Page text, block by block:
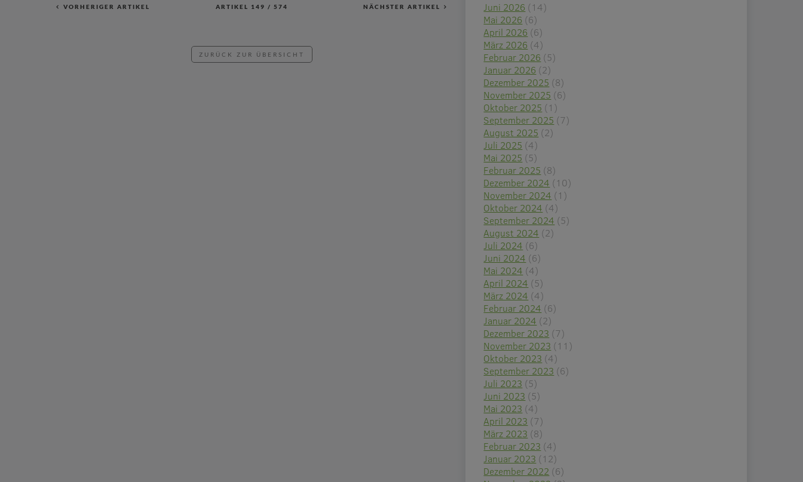
VORHERIGER ARTIKEL ARTIKEL 149 / 574 NÄCHSTER ARTIKEL
ZURÜCK ZUR ÜBERSICHT
Juni 2026 (14)
Mai 2026 (6)
April 2026 (6)
März 2026 (4)
Februar 2026 (5)
Januar 2026 (2)
Dezember 2025 (8)
November 2025 (6)
Oktober 2025 (1)
September 2025 (7)
August 2025 (2)
Juli 2025 (4)
Mai 2025 (5)
Februar 2025 (8)
Dezember 2024 (10)
November 2024 (1)
Oktober 2024 (4)
September 2024 (5)
August 2024 (2)
Juli 2024 (6)
Juni 2024 (6)
Mai 2024 (4)
April 2024 (5)
März 2024 (4)
Februar 2024 (6)
Januar 2024 (2)
Dezember 2023 (7)
November 2023 (11)
Oktober 2023 (4)
September 2023 (6)
Juli 2023 (5)
Juni 2023 (5)
Mai 2023 (4)
April 2023 (7)
März 2023 (8)
Februar 2023 (4)
Januar 2023 (12)
Dezember 2022 (6)